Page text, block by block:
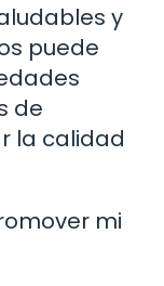
y
puede
de
la calidad
mi